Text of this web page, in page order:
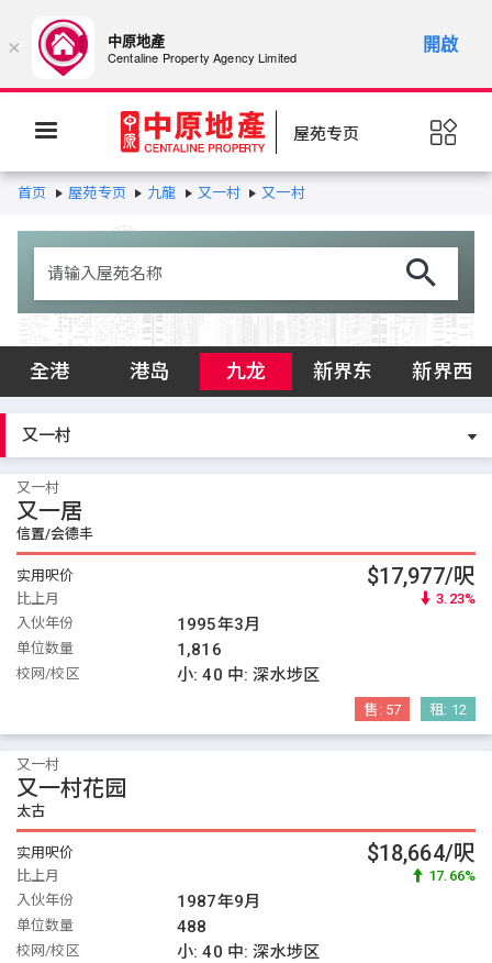
屋苑专页
首页 屋苑专页 九龍 又一村 又一村
全港 港岛 九龙 新界东 新界西
又一村
又一居
信置/会德丰
实用呎价 $17,977/呎
比上月
3.23%
入伙年份
1995年3月
单位数量 1,816
校网/校区 小:40 中:深水埗区
售: 57 租: 12
又一村
又一村花园
太古
实用呎价 $18,664/呎
比上月
17.66%
入伙年份
1987年9月
单位数量 488
校网/校区 小:40 中:深水埗区
× 中原地產
Centaline Property Agency Limited
開啟